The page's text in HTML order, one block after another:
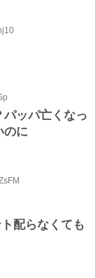
ッパ亡くなっ
のに
配らなくても